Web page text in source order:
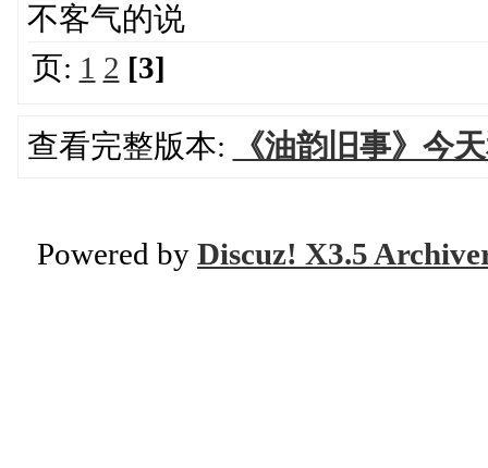
不客气的说
页: 1 2 [3]
查看完整版本: 《油韵旧事》今
Powered by Discuz! X3.5